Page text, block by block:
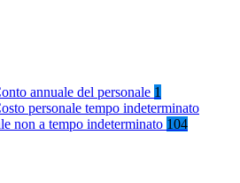
annuale del personale 1
personale tempo indeterminato
non a tempo indeterminato 104